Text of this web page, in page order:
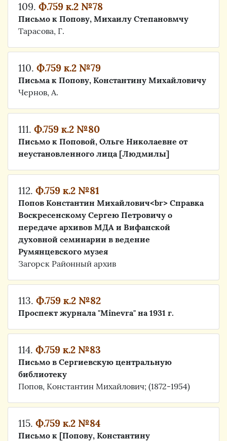
109. Ф.759 к.2 №78
Письмо к Попову, Михаилу Степановмчу
Тарасова, Г.
110. Ф.759 к.2 №79
Письма к Попову, Константину Михайловичу
Чернов, А.
111. Ф.759 к.2 №80
Письмо к Поповой, Ольге Николаевне от
неустановленного лица [Людмилы]
112. Ф.759 к.2 №81
Попов Константин Михайлович<br> Справка
Воскресенскому Сергею Петровичу о
передаче архивов МДА и Вифанской
духовной семинарии в ведение
Румянцевского музея
Загорск Районный архив
113. Ф.759 к.2 №82
Проспект журнала "Minevra" на 1931 г.
114. Ф.759 к.2 №83
Письмо в Сергиевскую центральную
библиотеку
Попов, Константин Михайлович; (1872-1954)
115. Ф.759 к.2 №84
Письмо к [Попову, Константину